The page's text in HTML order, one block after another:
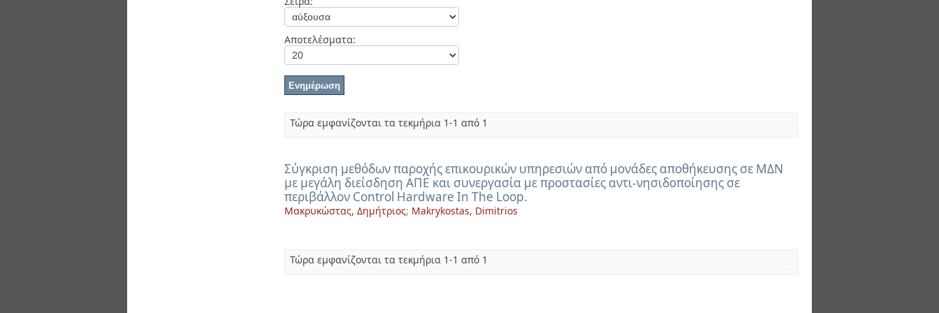
Αποτελέσματα:
Τώρα εμφανίζονται τα τεκμήρια 1-1 από 1
Σύγκριση μεθόδων παροχής επικουρικών υπηρεσιών από μονάδες αποθήκευσης σε ΜΔΝ
με μεγάλη διείσδηση ΑΠΕ και συνεργασία με προστασίες αντι-νησιδοποίησης σε
περιβάλλον Control Hardware In The Loop.
Μακρυκώστας, Δημήτριος; Makrykostas, Dimitrios
Τώρα εμφανίζονται τα τεκμήρια 1-1 από 1